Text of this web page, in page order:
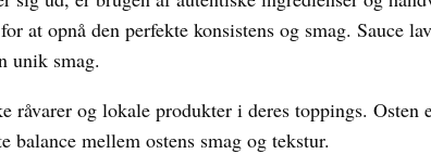
at opnå den perfekte konsistens og smag. Sauce
unik smag.
råvarer og lokale produkter i deres toppings.
balance mellem ostens smag og tekstur.